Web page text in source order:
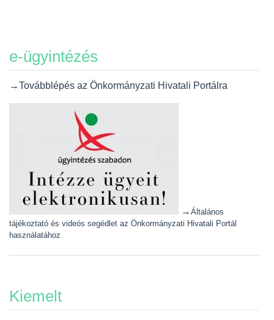
e-ügyintézés
→Továbblépés az Önkormányzati Hivatali Portálra
→ Általános
tájékoztató és videós segédlet az Önkormányzati Hivatali Portál
használatához
Kiemelt